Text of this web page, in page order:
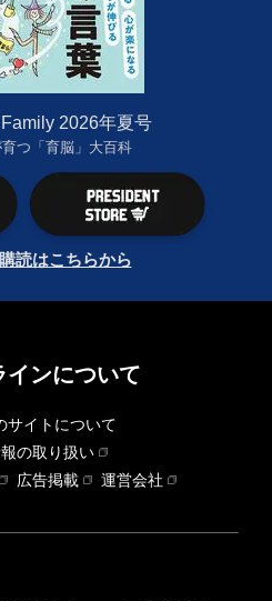
2026年夏号
つ「育脳」大百科
読はこちらから
インについて
サイトについて
の取り扱い
広告掲載
運営会社